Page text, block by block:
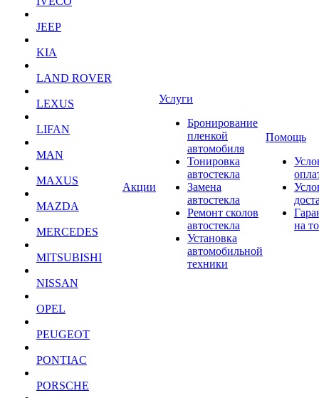
JEEP
KIA
LAND ROVER
LEXUS
LIFAN
MAN
MAXUS
MAZDA
MERCEDES
MITSUBISHI
NISSAN
OPEL
PEUGEOT
PONTIAC
PORSCHE
Акции
Услуги
Бронирование
пленкой
автомобиля
Тонировка
автостекла
Замена
автостекла
Ремонт сколов
автостекла
Установка
автомобильной
техники
Помощь
на